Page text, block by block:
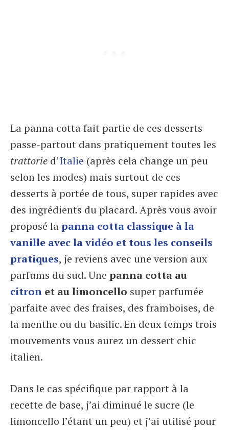
La panna cotta fait partie de ces desserts
passe-partout dans pratiquement toutes les
trattorie d’Italie (après cela change un peu
selon les modes) mais surtout de ces
desserts à portée de tous, super rapides avec
des ingrédients du placard. Après vous avoir
proposé lapanna cotta classique à la
vanille avec la vidéo et tous les conseils
pratiques, je reviens avec une version aux
parfums du sud. Une panna cotta au
citron et au limoncello super parfumée
parfaite avec des fraises, des framboises, de
la menthe ou du basilic. En deux temps trois
mouvements vous aurez un dessert chic
italien.
Dans le cas spécifique par rapport à la
recette de base, j’ai diminué le sucre (le
limoncello l’étant un peu) et j’ai utilisé pour